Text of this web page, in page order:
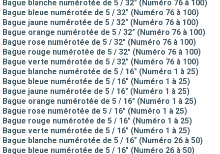
Bague blanche numérotée de 5 / 32" (Numéro 76 à 100)
Bague bleue numérotée de 5 / 32" (Numéro 76 à 100)
Bague jaune numérotée de 5 / 32" (Numéro 76 à 100)
Bague orange numérotée de 5 / 32" (Numéro 76 à 100)
Bague rose numérotée de 5 / 32" (Numéro 76 à 100)
Bague rouge numérotée de 5 / 32" (Numéro 76 à 100)
Bague verte numérotée de 5 / 32" (Numéro 76 à 100)
Bague blanche numérotée de 5 / 16" (Numéro 1 à 25)
Bague bleue numérotée de 5 / 16" (Numéro 1 à 25)
Bague jaune numérotée de 5 / 16" (Numéro 1 à 25)
Bague orange numérotée de 5 / 16" (Numéro 1 à 25)
Bague rose numérotée de 5 / 16" (Numéro 1 à 25)
Bague rouge numérotée de 5 / 16" (Numéro 1 à 25)
Bague verte numérotée de 5 / 16" (Numéro 1 à 25)
Bague blanche numérotée de 5 / 16" (Numéro 26 à 50)
Bague bleue numérotée de 5 / 16" (Numéro 26 à 50)